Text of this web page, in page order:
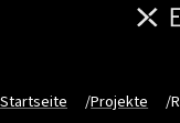
Startseite /Projekte /